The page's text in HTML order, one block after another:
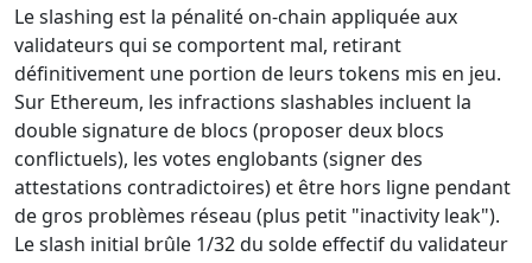
Le slashing est la pénalité on-chain appliquée aux
validateurs qui se comportent mal, retirant
définitivement une portion de leurs tokens mis en jeu.
Sur Ethereum, les infractions slashables incluent la
double signature de blocs (proposer deux blocs
conflictuels), les votes englobants (signer des
attestations contradictoires) et être hors ligne pendant
de gros problèmes réseau (plus petit "inactivity leak").
Le slash initial brûle 1/32 du solde effectif du validateur